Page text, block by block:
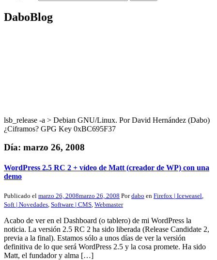
DaboBlog
lsb_release -a > Debian GNU/Linux. Por David Hernández (Dabo)
¿Ciframos? GPG Key 0xBC695F37
Día: marzo 26, 2008
WordPress 2.5 RC 2 + vídeo de Matt (creador de WP) con una
demo
Publicado el marzo 26, 2008marzo 26, 2008 Pordabo en Firefox | Iceweasel
Soft | Novedades Software | CMS Webmaster
Acabo de ver en el Dashboard (o tablero) de mi WordPress la
noticia. La versión 2.5 RC 2 ha sido liberada (Release Candidate 2,
previa a la final). Estamos sólo a unos días de ver la versión
definitiva de lo que será WordPress 2.5 y la cosa promete. Ha sido
Matt, el fundador y alma […]